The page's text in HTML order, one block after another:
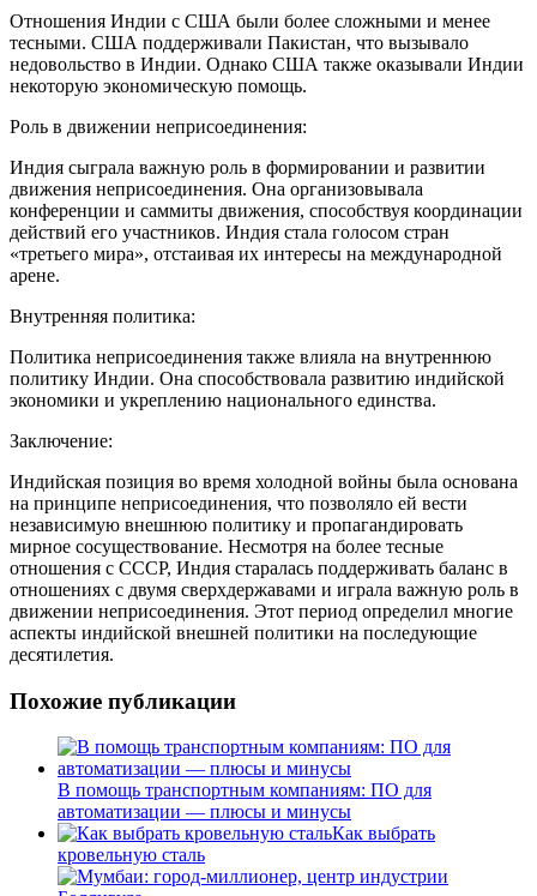
Отношения Индии с США были более сложными и менее
тесными. США поддерживали Пакистан, что вызывало
недовольство в Индии. Однако США также оказывали Индии
некоторую экономическую помощь.
Роль в движении неприсоединения:
Индия сыграла важную роль в формировании и развитии
движения неприсоединения. Она организовывала
конференции и саммиты движения, способствуя координации
действий его участников. Индия стала голосом стран
«третьего мира», отстаивая их интересы на международной
арене.
Внутренняя политика:
Политика неприсоединения также влияла на внутреннюю
политику Индии. Она способствовала развитию индийской
экономики и укреплению национального единства.
Заключение:
Индийская позиция во время холодной войны была основана
на принципе неприсоединения, что позволяло ей вести
независимую внешнюю политику и пропагандировать
мирное сосуществование. Несмотря на более тесные
отношения с СССР, Индия старалась поддерживать баланс в
отношениях с двумя сверхдержавами и играла важную роль в
движении неприсоединения. Этот период определил многие
аспекты индийской внешней политики на последующие
десятилетия.
Похожие публикации
В помощь транспортным компаниям: ПО для
автоматизации — плюсы и минусы
Как выбрать
кровельную сталь